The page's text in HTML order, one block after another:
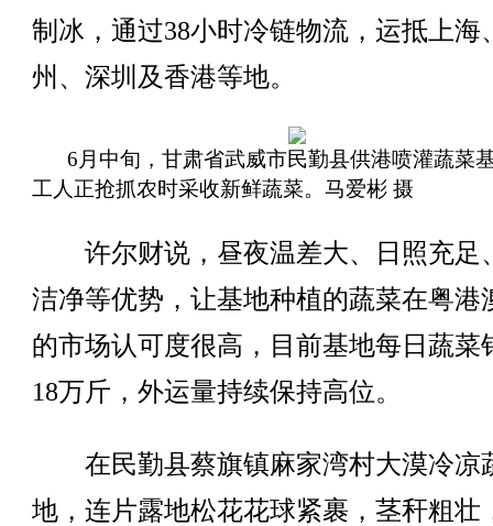
制冰，通过38小时冷链物流，运抵上海
州、深圳及香港等地。
6月中旬，甘肃省武威市民勤县供港喷灌蔬菜
工人正抢抓农时采收新鲜蔬菜。马爱彬 摄
许尔财说，昼夜温差大、日照充足
洁净等优势，让基地种植的蔬菜在粤港
的市场认可度很高，目前基地每日蔬菜
18万斤，外运量持续保持高位。
在民勤县蔡旗镇麻家湾村大漠冷凉
地，连片露地松花花球紧裹，茎秆粗壮